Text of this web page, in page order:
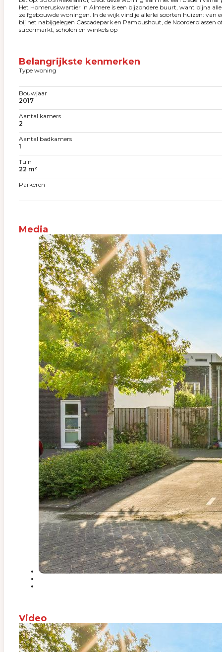
Het Homeruskwartier in Almere is een bijzondere buurt, want bijna
zelfgebouwde woningen. In de wijk vind je allerlei soorten huizen: van
bij het nabijgelegen Cascadepark en Pampushout, de
supermarkt, scholen en winkels op
Belangrijkste kenmerken
Type woning
Bouwjaar
2017
Aantal kamers
2
Aantal badkamers
1
Tuin
22 m²
Parkeren
Media
Video